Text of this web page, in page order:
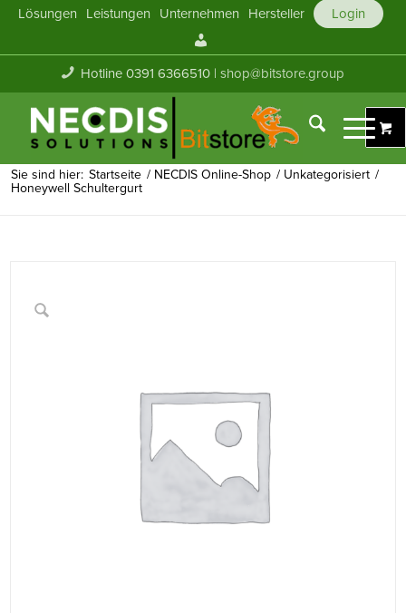
Lösungen Leistungen Unternehmen Hersteller
Login
Konto
Hotline 0391 6366510 |shop@bitstore.group
Sie sind hier: Startseite / NECDIS Online-Shop / Unkategorisiert /
Honeywell Schultergurt